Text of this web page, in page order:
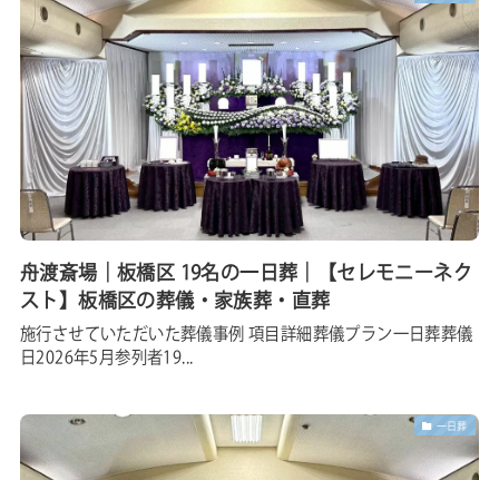
舟渡斎場｜板橋区 19名の一日葬｜【セレモニーネク
スト】板橋区の葬儀・家族葬・直葬
施行させていただいた葬儀事例 項目詳細葬儀プラン一日葬葬儀
日2026年5月参列者19...
一日葬